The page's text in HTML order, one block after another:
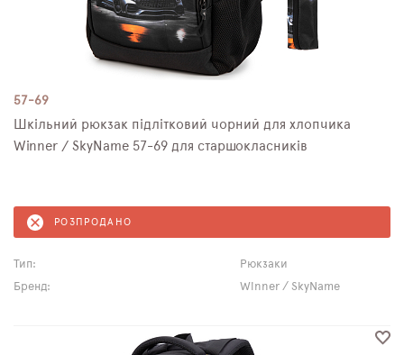
57-69
Шкільний рюкзак підлітковий чорний для хлопчика
Winner / SkyName 57-69 для старшокласників
РОЗПРОДАНО
Тип:
Рюкзаки
Бренд:
Winner / SkyName